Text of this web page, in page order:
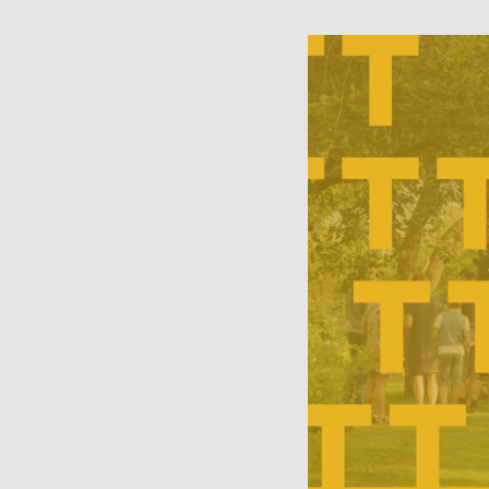
Veebinäitus: “Südalinna
sündimised. Vallikraavist
Püsinäituse 2001-2023
«Dorpat. Jurjev. Tartu.»
K–P 11–18
Kontakt
Avatud:
Asukoht:
14, Tartu